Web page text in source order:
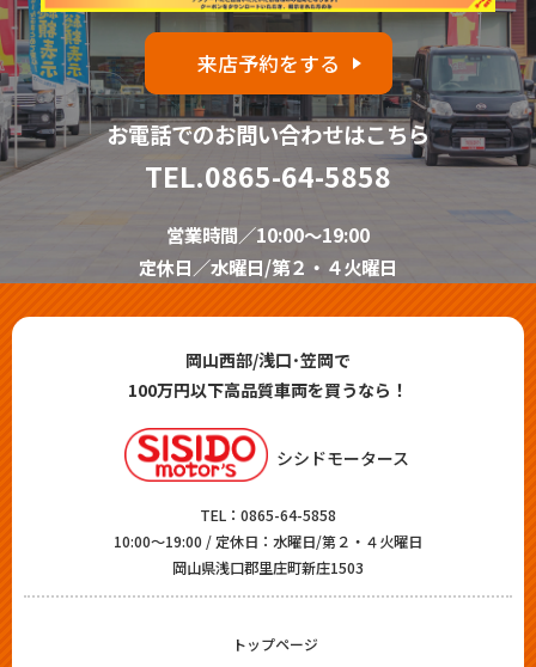
来店予約をする
お電話でのお問い合わせはこちら
TEL.0865-64-5858
営業時間／10:00～19:00
定休日／水曜日/第２・４火曜日
岡山西部/浅口･笠岡で
100万円以下高品質車両を買うなら！
シシドモータース
TEL： 0865-64-5858
10:00～19:00 / 定休日：水曜日/第２・４火曜日
岡山県浅口郡里庄町新庄1503
トップページ